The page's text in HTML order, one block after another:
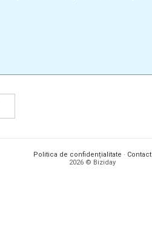
Politica de confidențialitate · Contact
2026 © Biziday